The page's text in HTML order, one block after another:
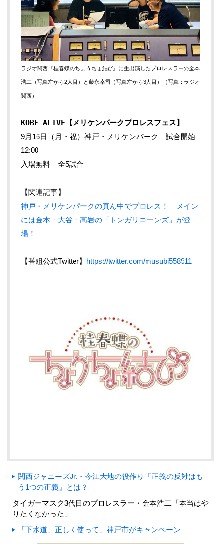
ラジオ関西『桂春蝶のちょうちょ結び』に生出演したプロレスラーの金本
浩二（写真左から2人目）と藤永幸司（写真左から3人目）（写真：ラジオ
関西）
KOBE ALIVE【メリケンパークプロレスフェス】
9月16日（月・祝）神戸・メリケンパーク 試合開始
12:00
入場無料 全5試合
【関連記事】
神戸・メリケンパークの真ん中でプロレス！ メイン
には金本・大谷・高岩の「トンガリコーンズ」が登
場！
【番組公式Twitter】 https://twitter.com/musubi558911
関西ジャニーズJr.・今江大地の役作り『正義の反対はも
う1つの正義』とは？
タイガーマスク3代目のプロレスラー・金本浩二「本当はや
りたくなかった」
「下水道、正しく使って」神戸市がキャンペーン